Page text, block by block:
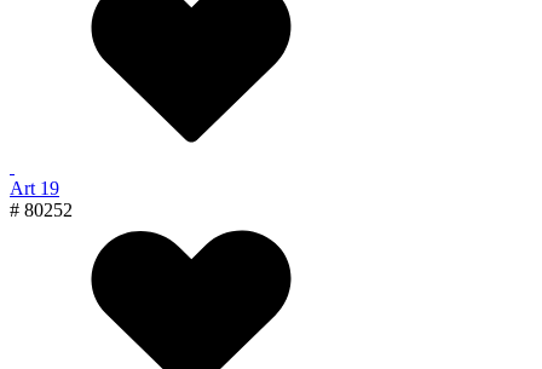
Art 19
# 80252